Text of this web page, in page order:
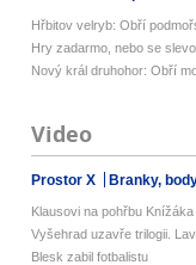
Hřbitov velryb: Obří
Hry zadarmo, nebo se
Nový král druhohor: Obří
Video
Prostor X Branky,
Klausovi na pohřbu Knížáka
Vyšehrad uzavře trilogii.
Blesk zabil fotbalistu